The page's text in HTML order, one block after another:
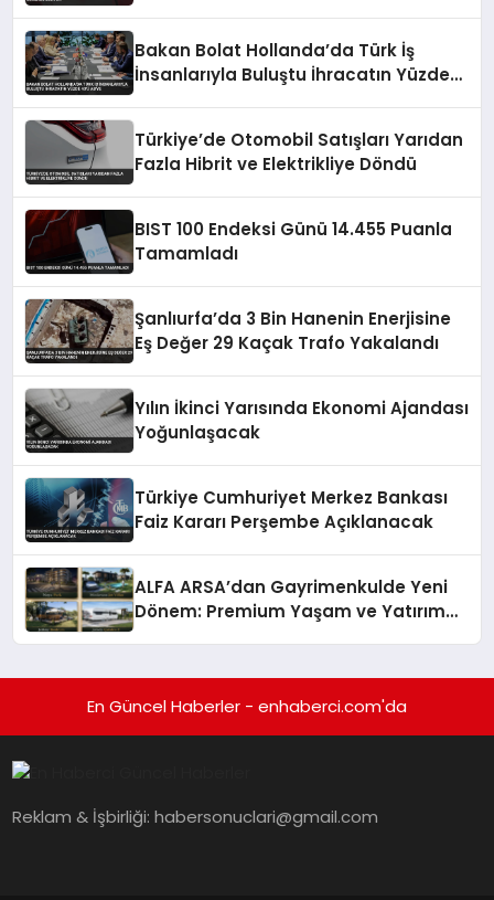
Bakan Bolat Hollanda’da Türk İş
İnsanlarıyla Buluştu İhracatın Yüzde
Türkiye’de Otomobil Satışları Yarıdan
Fazla Hibrit ve Elektrikliye Döndü
BIST 100 Endeksi Günü 14.455 Puanla
Tamamladı
Şanlıurfa’da 3 Bin Hanenin Enerjisine
Eş Değer 29 Kaçak Trafo Yakalandı
Yılın İkinci Yarısında Ekonomi Ajandası
Yoğunlaşacak
Türkiye Cumhuriyet Merkez Bankası
Faiz Kararı Perşembe Açıklanacak
ALFA ARSA’dan Gayrimenkulde Yeni
Dönem: Premium Yaşam ve Yatırım
En Güncel Haberler - enhaberci.com'da
Reklam & İşbirliği:habersonuclari@gmail.com